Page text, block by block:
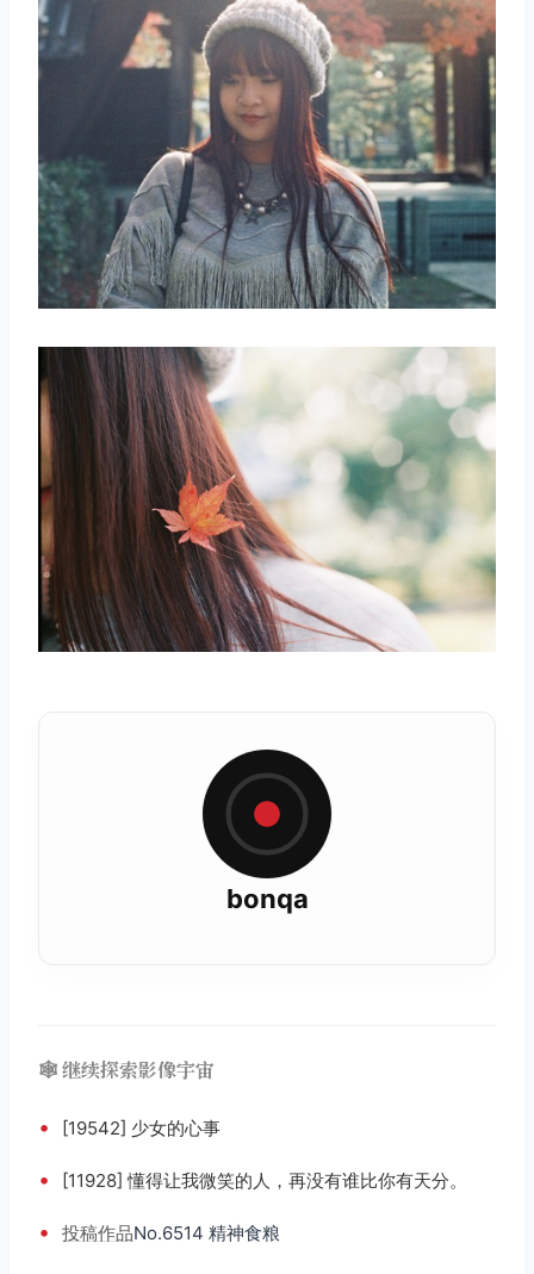
bonqa
🕸️ 继续探索影像宇宙
• [19542] 少女的心事
• [11928] 懂得让我微笑的人，再没有谁比你有天分。
• 投稿作品No.6514 精神食粮